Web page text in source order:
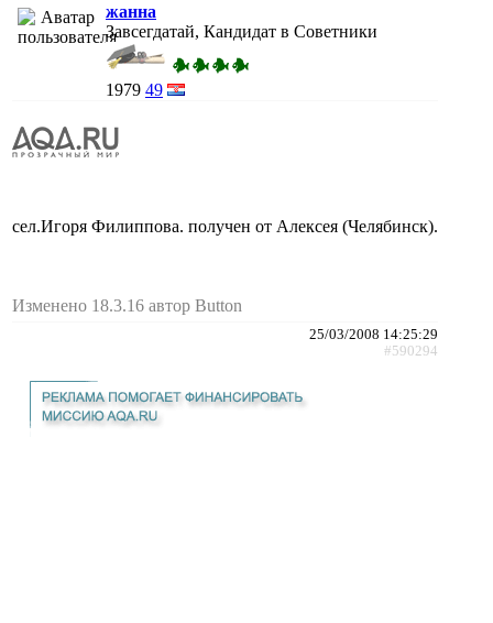
жанна
Завсегдатай, Кандидат в Советники
1979 49
cел.Игоря Филиппова. получен от Алексея (Челябинск).
Изменено 18.3.16 автор Button
25/03/2008 14:25:29
#590294